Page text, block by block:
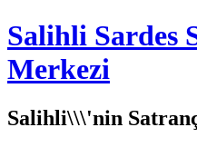
Salihli Sardes
Merkezi
Salihli\\\'nin